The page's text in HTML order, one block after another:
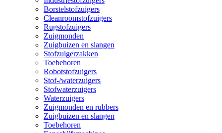
Borstelstofzuigers
Cleanroomstofzuigers
Rugstofzuigers
Zuigmonden
Zuigbuizen en slangen
Stofzuigerzakken
Toebehoren
Robotstofzuigers
Stof-/waterzuigers
Stofwaterzuigers
Waterzuigers
Zuigmonden en rubbers
Zuigbuizen en slangen
Toebehoren